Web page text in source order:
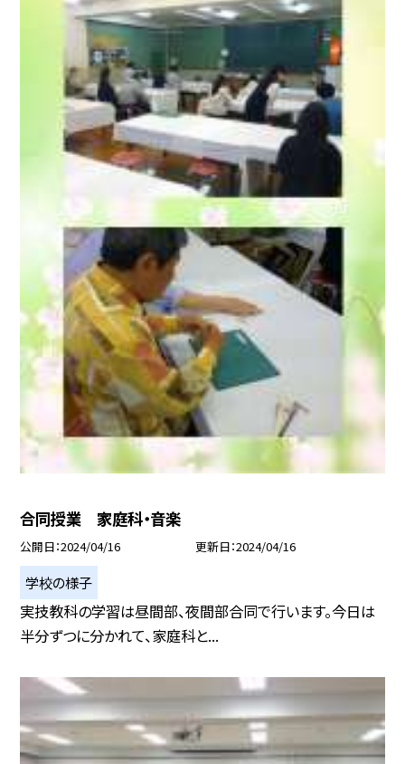
合同授業 家庭科・音楽
公開日 2024/04/16 更新日 2024/04/16
学校の様子
実技教科の学習は昼間部、夜間部合同で行います。今日は
半分ずつに分かれて、家庭科と...